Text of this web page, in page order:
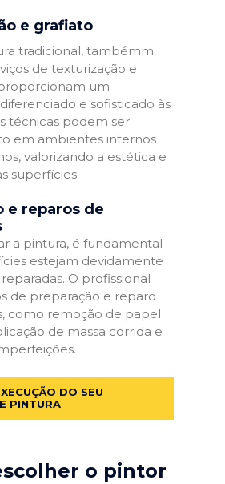
e grafiato
tradicional, tambémm
de texturização e
um
e sofisticado às
técnicas podem ser
em ambientes internos
valorizando a estética e
superfícies.
e reparos de
a pintura, é fundamental
estejam devidamente
O profissional
de preparação e reparo
como remoção de papel
de massa corrida e
DO SEU
PINTURA
o pintor